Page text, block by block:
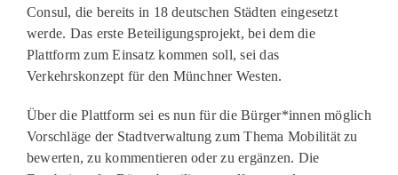
Consul, die bereits in 18 deutschen Städten eingesetzt
werde. Das erste Beteiligungsprojekt, bei dem die
Plattform zum Einsatz kommen soll, sei das
Verkehrskonzept für den Münchner Westen.
​Über die Plattform sei es nun für die Bürger*innen möglich
Vorschläge der Stadtverwaltung zum Thema Mobilität zu
bewerten, zu kommentieren oder zu ergänzen. Die